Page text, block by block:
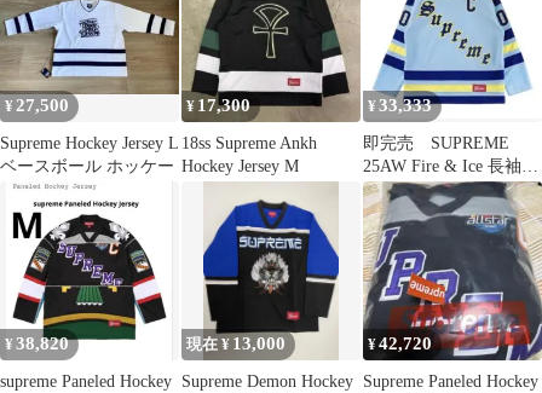
¥ 27,500
Supreme Hockey Jersey L
ベースボール ホッケー
¥ 17,300
18ss Supreme Ankh
Hockey Jersey M
¥ 33,333
即完売 SUPREME
25AW Fire & Ice 長袖カ
ットソー
¥ 38,820
supreme Paneled Hockey
現在 ¥ 13,000
Supreme Demon Hockey
¥42,720
Supreme Paneled Hockey